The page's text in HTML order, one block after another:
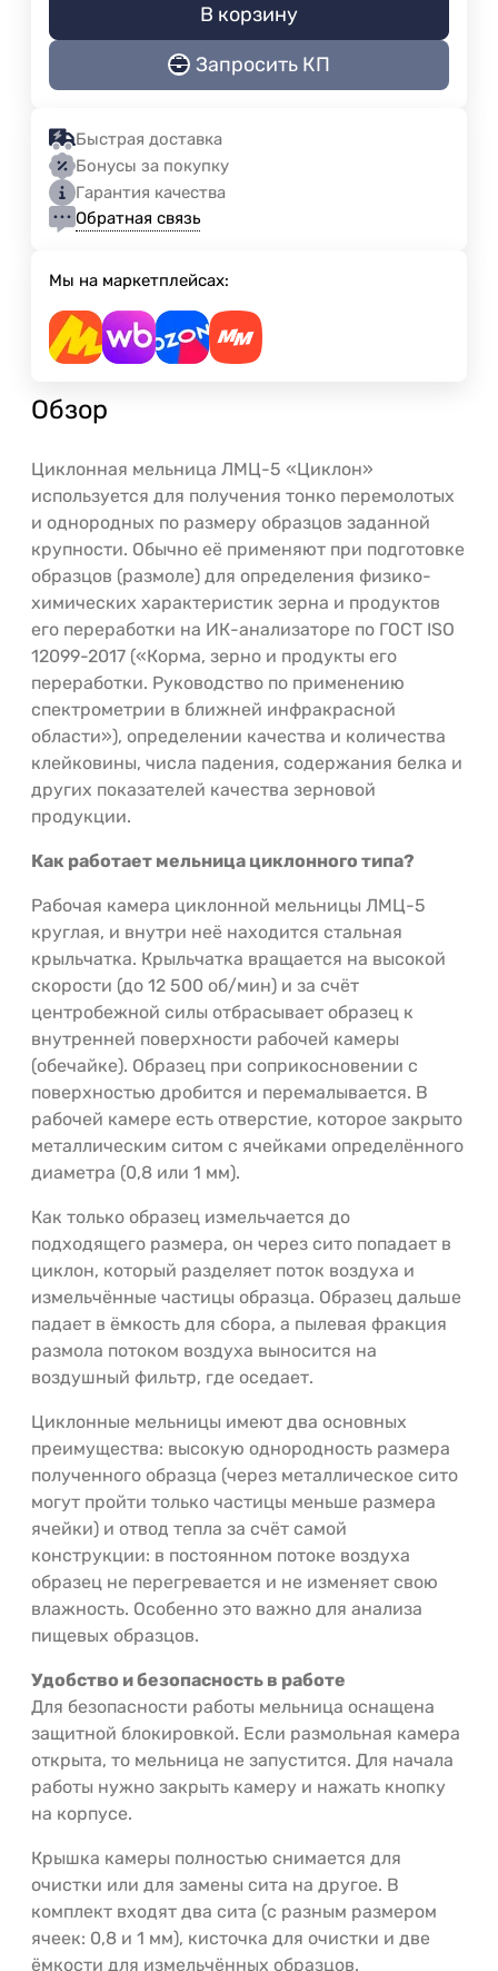
В корзину
Запросить КП
Быстрая доставка
Бонусы за покупку
Гарантия качества
Обратная связь
Мы на маркетплейсах:
Обзор
Циклонная мельница ЛМЦ-5 «Циклон»
используется для получения тонко перемолотых
и однородных по размеру образцов заданной
крупности. Обычно её применяют при подготовке
образцов (размоле) для определения физико-
химических характеристик зерна и продуктов
его переработки на ИК-анализаторе по ГОСТ ISO
12099-2017 («Корма, зерно и продукты его
переработки. Руководство по применению
спектрометрии в ближней инфракрасной
области»), определении качества и количества
клейковины, числа падения, содержания белка и
других показателей качества зерновой
продукции.
Как работает мельница циклонного типа?
Рабочая камера циклонной мельницы ЛМЦ-5
круглая, и внутри неё находится стальная
крыльчатка. Крыльчатка вращается на высокой
скорости (до 12 500 об/мин) и за счёт
центробежной силы отбрасывает образец к
внутренней поверхности рабочей камеры
(обечайке). Образец при соприкосновении с
поверхностью дробится и перемалывается. В
рабочей камере есть отверстие, которое закрыто
металлическим ситом с ячейками определённого
диаметра (0,8 или 1 мм).
Как только образец измельчается до
подходящего размера, он через сито попадает в
циклон, который разделяет поток воздуха и
измельчённые частицы образца. Образец дальше
падает в ёмкость для сбора, а пылевая фракция
размола потоком воздуха выносится на
воздушный фильтр, где оседает.
Циклонные мельницы имеют два основных
преимущества: высокую однородность размера
полученного образца (через металлическое сито
могут пройти только частицы меньше размера
ячейки) и отвод тепла за счёт самой
конструкции: в постоянном потоке воздуха
образец не перегревается и не изменяет свою
влажность. Особенно это важно для анализа
пищевых образцов.
Удобство и безопасность в работе
Для безопасности работы мельница оснащена
защитной блокировкой. Если размольная камера
открыта, то мельница не запустится. Для начала
работы нужно закрыть камеру и нажать кнопку
на корпусе.
Крышка камеры полностью снимается для
очистки или для замены сита на другое. В
комплект входят два сита (с разным размером
ячеек: 0,8 и 1 мм), кисточка для очистки и две
ёмкости для измельчённых образцов.